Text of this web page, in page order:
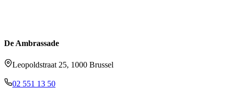
De Ambrassade
Leopoldstraat 25, 1000 Brussel
02 551 13 50